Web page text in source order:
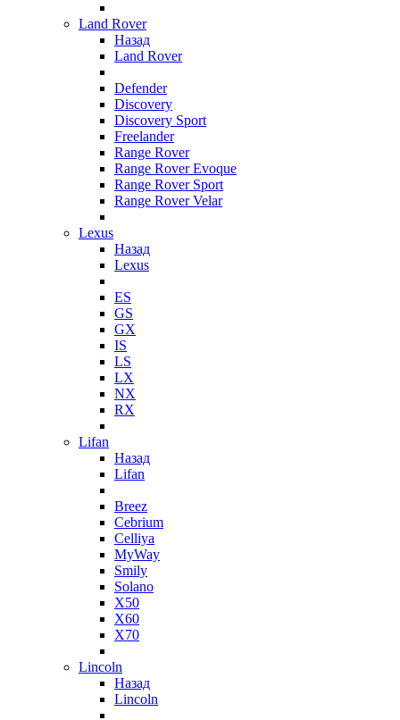
Land Rover
Назад
Land Rover
Defender
Discovery
Discovery Sport
Freelander
Range Rover
Range Rover Evoque
Range Rover Sport
Range Rover Velar
Lexus
Назад
Lexus
ES
GS
GX
IS
LS
LX
NX
RX
Lifan
Назад
Lifan
Breez
Cebrium
Celliya
MyWay
Smily
Solano
X50
X60
X70
Lincoln
Назад
Lincoln